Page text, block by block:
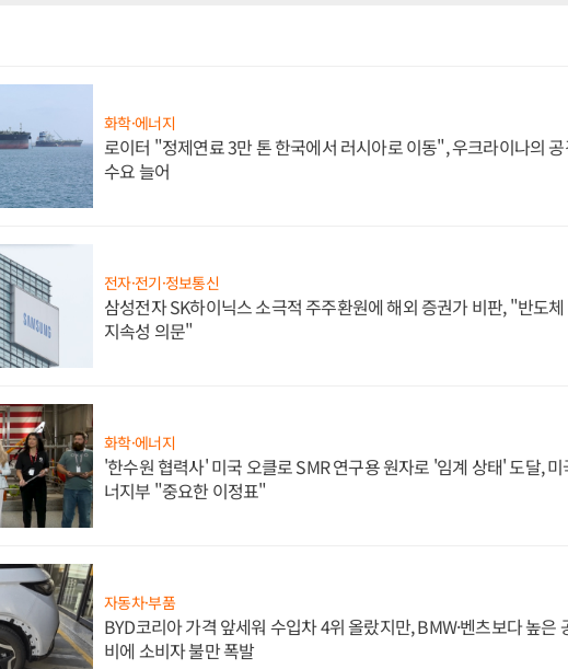
화학·에너지
로이터 "정제연료 3만 톤 한국에서 러시아로 이동", 우크라이나의
수요 늘어
전자·전기·정보통신
삼성전자 SK하이닉스 소극적 주주환원에 해외 증권가 비판, "반도
지속성 의문"
화학·에너지
'한수원 협력사' 미국 오클로 SMR 연구용 원자로 '임계 상태' 도달, 미
너지부 "중요한 이정표"
자동차·부품
BYD코리아 가격 앞세워 수입차 4위 올랐지만, BMW·벤츠보다 높은
비에 소비자 불만 폭발